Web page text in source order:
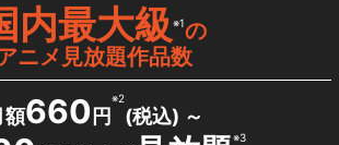
内最大級※1の
ニメ見放題作品数
額660 円
※2
(税込) ～
※3